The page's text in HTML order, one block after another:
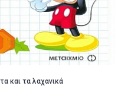
και τα λαχανικά